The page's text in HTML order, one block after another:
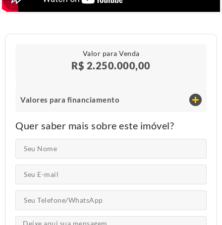
Valor para Venda
R$ 2.250.000,00
Valores para financiamento
Quer saber mais sobre este imóvel?